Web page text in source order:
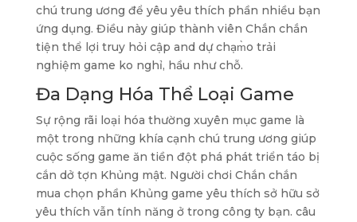
chú trung ương để yêu yêu thích phần nhiều bạn
ứng dụng. Điều này giúp thành viên Chắn chắn
tiện thể lợi truy hỏi cập and dự chạm̀o trải
nghiệm game ko nghỉ, hầu như chỗ.
Đa Dạng Hóa Thể Loại Game
Sự rộng rãi loại hóa thường xuyên mục game là
một trong những khía cạnh chú trung ương giúp
cuộc sống game ăn tiền đột phá phát triển táo bị
cắn dở tợn Khủng mật. Người chơi Chắn chắn
mua chọn phần Khủng game yêu thích sở hữu sở
yêu thích vẫn tính năng ở trong công ty bạn. câu